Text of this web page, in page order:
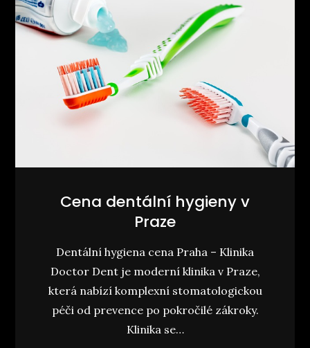
Cena dentální hygieny v
Praze
Dentální hygiena cena Praha – Klinika
Doctor Dent je moderní klinika v Praze,
která nabízí komplexní stomatologickou
péči od prevence po pokročilé zákroky.
Klinika se…